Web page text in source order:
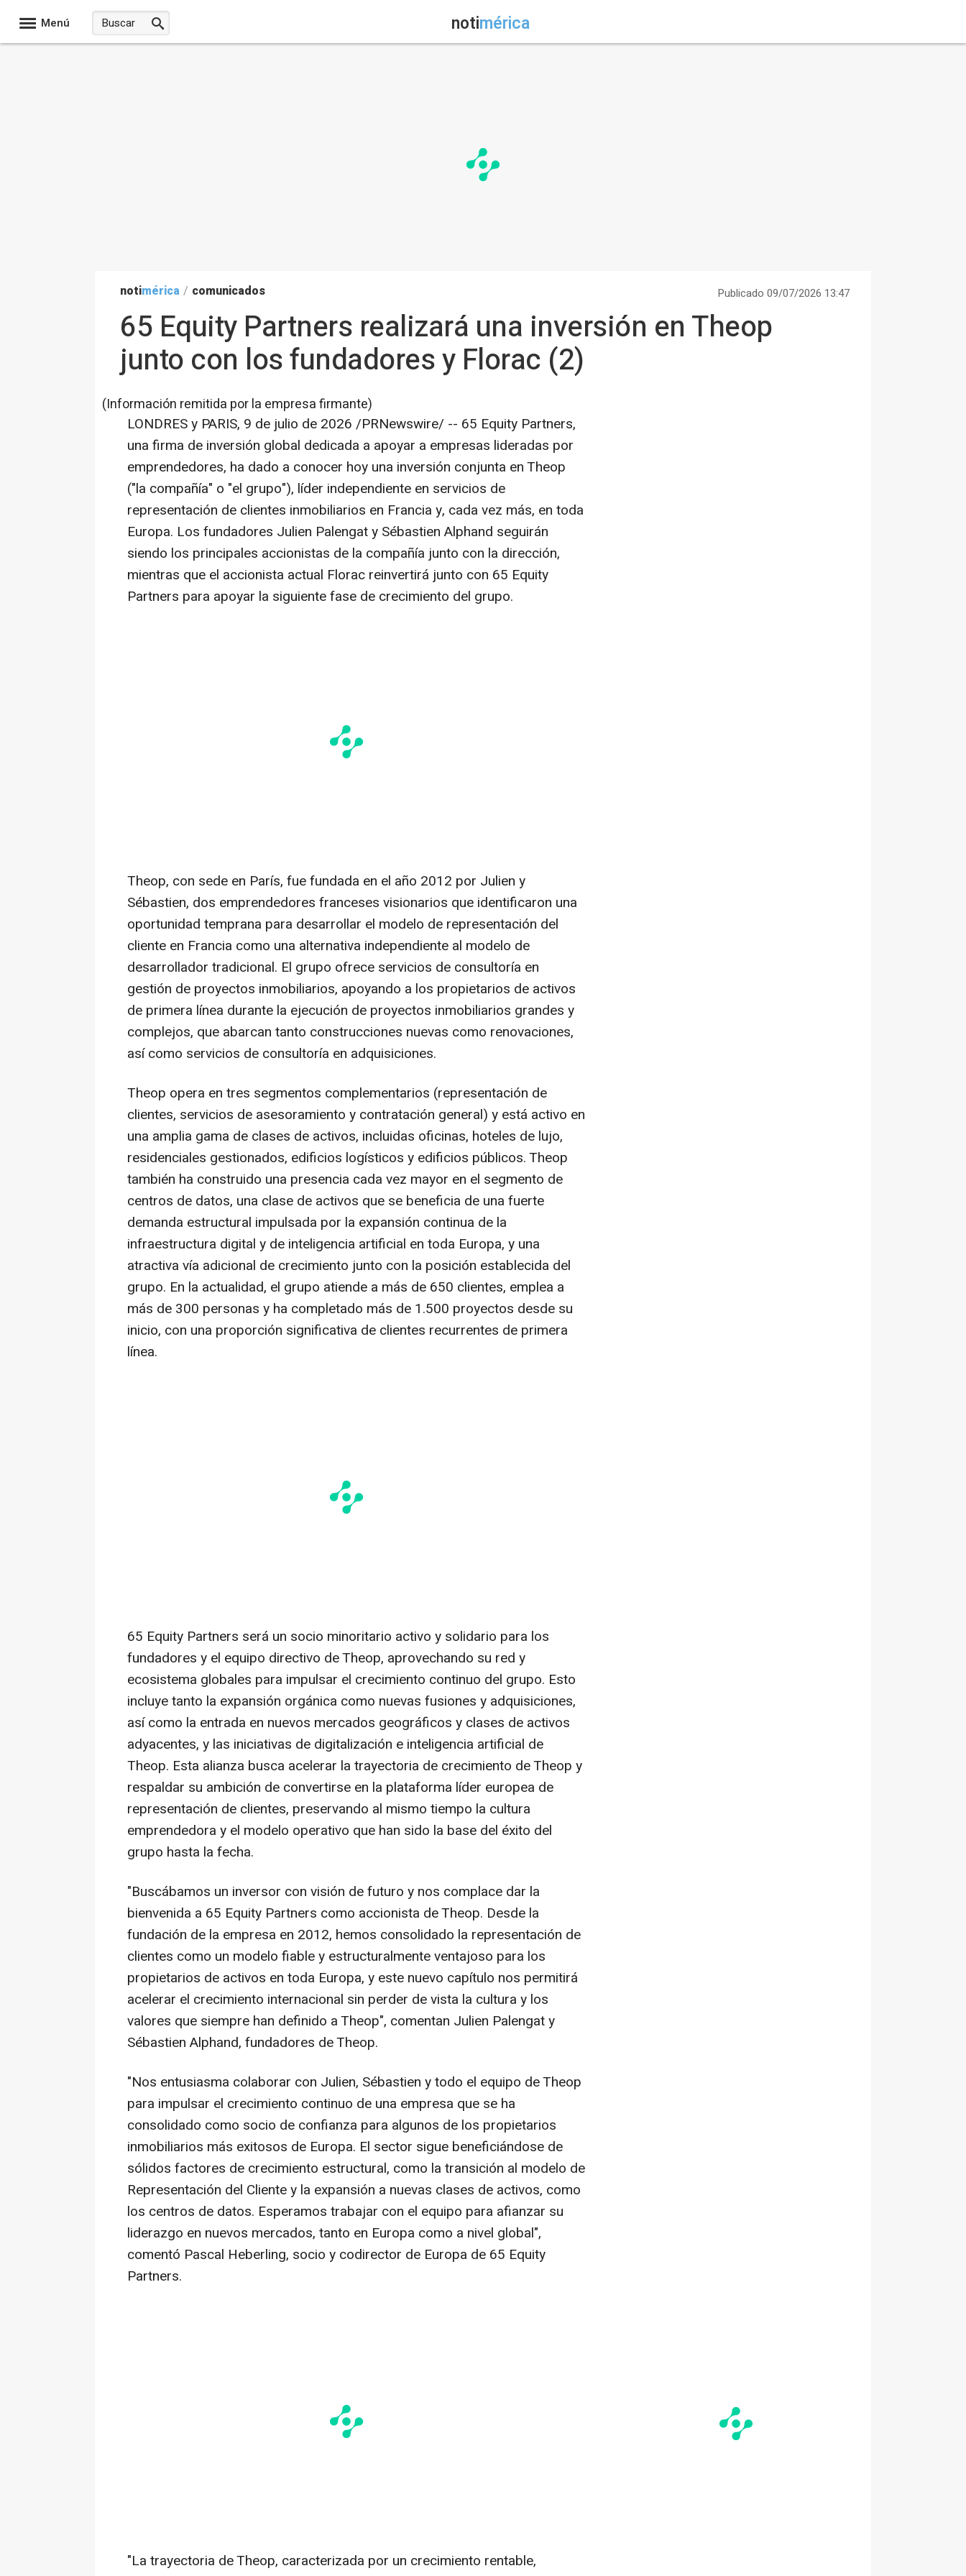
Menú notimérica
notimérica / comunicados Publicado 09/07/2026 13:47
65 Equity Partners realizará una inversión en Theop
junto con los fundadores y Florac (2)
(Información remitida por la empresa firmante)
LONDRES y PARIS, 9 de julio de 2026 /PRNewswire/ -- 65 Equity Partners,
una firma de inversión global dedicada a apoyar a empresas lideradas por
emprendedores, ha dado a conocer hoy una inversión conjunta en Theop
("la compañía" o "el grupo"), líder independiente en servicios de
representación de clientes inmobiliarios en Francia y, cada vez más, en toda
Europa. Los fundadores Julien Palengat y Sébastien Alphand seguirán
siendo los principales accionistas de la compañía junto con la dirección,
mientras que el accionista actual Florac reinvertirá junto con 65 Equity
Partners para apoyar la siguiente fase de crecimiento del grupo.
Theop, con sede en París, fue fundada en el año 2012 por Julien y
Sébastien, dos emprendedores franceses visionarios que identificaron una
oportunidad temprana para desarrollar el modelo de representación del
cliente en Francia como una alternativa independiente al modelo de
desarrollador tradicional. El grupo ofrece servicios de consultoría en
gestión de proyectos inmobiliarios, apoyando a los propietarios de activos
de primera línea durante la ejecución de proyectos inmobiliarios grandes y
complejos, que abarcan tanto construcciones nuevas como renovaciones,
así como servicios de consultoría en adquisiciones.
Theop opera en tres segmentos complementarios (representación de
clientes, servicios de asesoramiento y contratación general) y está activo en
una amplia gama de clases de activos, incluidas oficinas, hoteles de lujo,
residenciales gestionados, edificios logísticos y edificios públicos. Theop
también ha construido una presencia cada vez mayor en el segmento de
centros de datos, una clase de activos que se beneficia de una fuerte
demanda estructural impulsada por la expansión continua de la
infraestructura digital y de inteligencia artificial en toda Europa, y una
atractiva vía adicional de crecimiento junto con la posición establecida del
grupo. En la actualidad, el grupo atiende a más de 650 clientes, emplea a
más de 300 personas y ha completado más de 1.500 proyectos desde su
inicio, con una proporción significativa de clientes recurrentes de primera
línea.
65 Equity Partners será un socio minoritario activo y solidario para los
fundadores y el equipo directivo de Theop, aprovechando su red y
ecosistema globales para impulsar el crecimiento continuo del grupo. Esto
incluye tanto la expansión orgánica como nuevas fusiones y adquisiciones,
así como la entrada en nuevos mercados geográficos y clases de activos
adyacentes, y las iniciativas de digitalización e inteligencia artificial de
Theop. Esta alianza busca acelerar la trayectoria de crecimiento de Theop y
respaldar su ambición de convertirse en la plataforma líder europea de
representación de clientes, preservando al mismo tiempo la cultura
emprendedora y el modelo operativo que han sido la base del éxito del
grupo hasta la fecha.
"Buscábamos un inversor con visión de futuro y nos complace dar la
bienvenida a 65 Equity Partners como accionista de Theop. Desde la
fundación de la empresa en 2012, hemos consolidado la representación de
clientes como un modelo fiable y estructuralmente ventajoso para los
propietarios de activos en toda Europa, y este nuevo capítulo nos permitirá
acelerar el crecimiento internacional sin perder de vista la cultura y los
valores que siempre han definido a Theop", comentan Julien Palengat y
Sébastien Alphand, fundadores de Theop.
"Nos entusiasma colaborar con Julien, Sébastien y todo el equipo de Theop
para impulsar el crecimiento continuo de una empresa que se ha
consolidado como socio de confianza para algunos de los propietarios
inmobiliarios más exitosos de Europa. El sector sigue beneficiándose de
sólidos factores de crecimiento estructural, como la transición al modelo de
Representación del Cliente y la expansión a nuevas clases de activos, como
los centros de datos. Esperamos trabajar con el equipo para afianzar su
liderazgo en nuevos mercados, tanto en Europa como a nivel global",
comentó Pascal Heberling, socio y codirector de Europa de 65 Equity
Partners.
"La trayectoria de Theop, caracterizada por un crecimiento rentable,